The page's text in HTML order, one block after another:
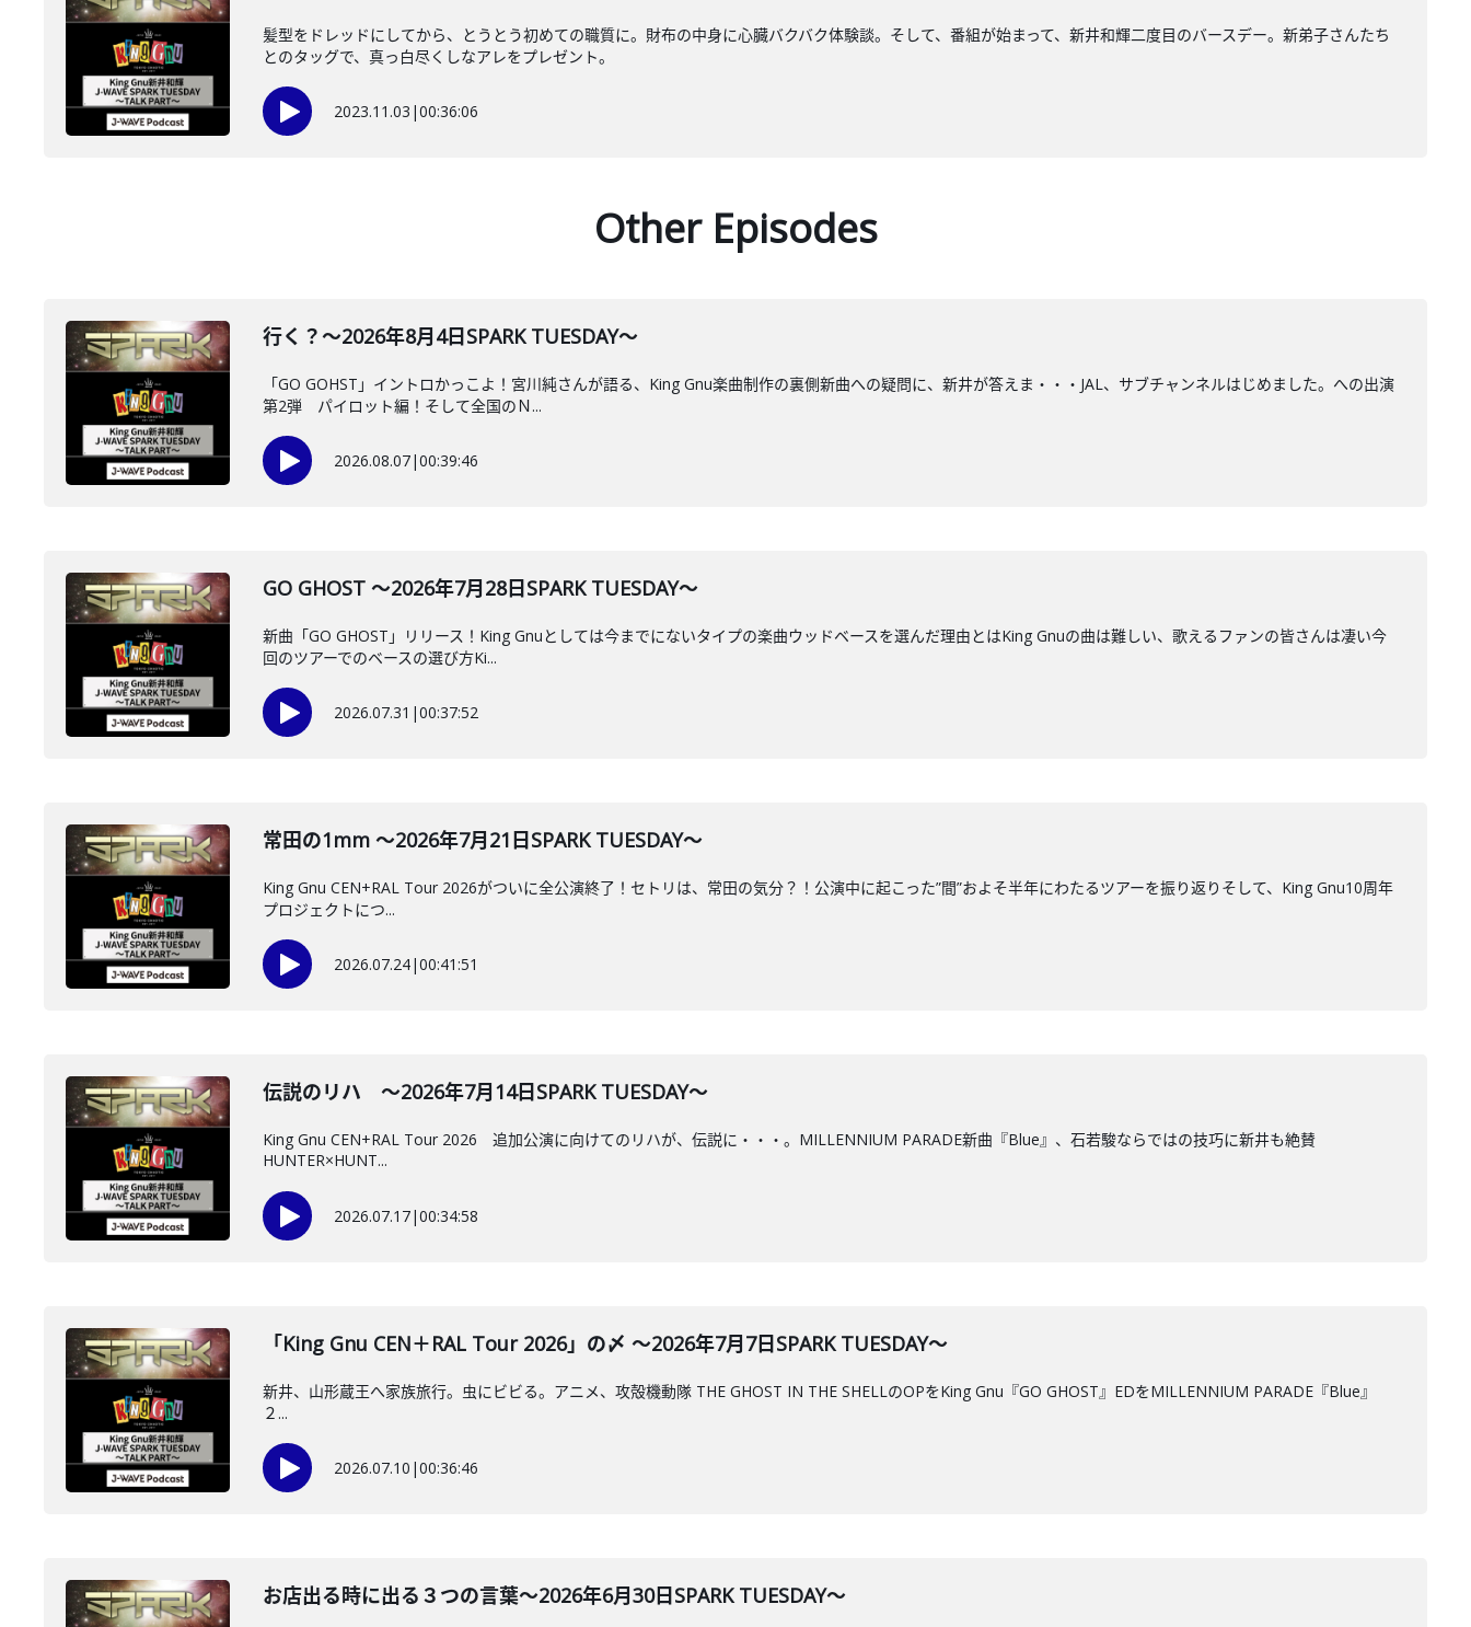
髪型をドレッドにしてから、とうとう初めての職質に。財布の中身に心臓バクバク体験談。そして、番組が始まって、新井和輝二度目のバースデー。新弟子さんたち
とのタッグで、真っ白尽くしなアレをプレゼント。
2023.11.03 |00:36:06
Other Episodes
行く？～2026年8月4日SPARK TUESDAY～
「GO GOHST」イントロかっこよ！宮川純さんが語る、King Gnu楽曲制作の裏側新曲への疑問に、新井が答えま・・・JAL、サブチャンネルはじめました。への出演
第2弾 パイロット編！そして全国のＮ...
2026.08.07|00:39:46
GO GHOST ～2026年7月28日SPARK TUESDAY～
新曲「GO GHOST」リリース！King Gnuとしては今までにないタイプの楽曲ウッドベースを選んだ理由とはKing Gnuの曲は難しい、歌えるファンの皆さんは凄い今
回のツアーでのベースの選び方Ki...
2026.07.31 |00:37:52
常田の1mm ～2026年7月21日SPARK TUESDAY～
King Gnu CEN+RAL Tour 2026がついに全公演終了！セトリは、常田の気分？！公演中に起こった”間”およそ半年にわたるツアーを振り返りそして、King Gnu10周年
プロジェクトにつ...
2026.07.24|00:41:51
伝説のリハ ～2026年7月14日SPARK TUESDAY～
King Gnu CEN+RAL Tour 2026 追加公演に向けてのリハが、伝説に・・・。MILLENNIUM PARADE新曲『Blue』、石若駿ならではの技巧に新井も絶賛
HUNTER×HUNT...
2026.07.17|00:34:58
「King Gnu CEN＋RAL Tour 2026」の〆 ～2026年7月7日SPARK TUESDAY～
新井、山形蔵王へ家族旅行。虫にビビる。アニメ、攻殻機動隊 THE GHOST IN THE SHELLのOPをKing Gnu『GO GHOST』EDをMILLENNIUM PARADE『Blue』
２...
2026.07.10 |00:36:46
お店出る時に出る３つの言葉～2026年6月30日SPARK TUESDAY～